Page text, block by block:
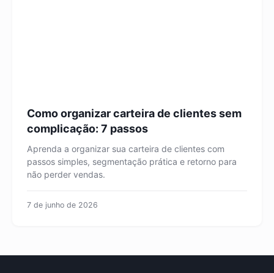
Como organizar carteira de clientes sem
complicação: 7 passos
Aprenda a organizar sua carteira de clientes com
passos simples, segmentação prática e retorno para
não perder vendas.
7 de junho de 2026